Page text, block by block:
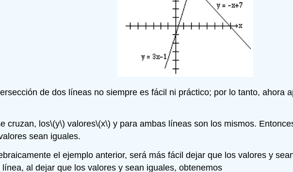
de dos líneas no siempre es fácil ni práctico; por lo tanto, ahora
cruzan, los\(y\) valores\(x\) y para ambas líneas son los mismos.
sean iguales.
el ejemplo anterior, será más fácil dejar que los valores y
al dejar que los valores y sean iguales, obtenemos